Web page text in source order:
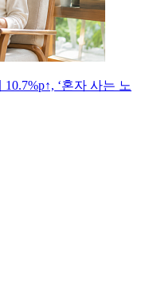
‘혼자 사는 노